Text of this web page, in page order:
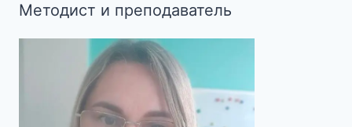
Методист и преподаватель